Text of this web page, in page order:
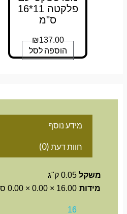
פלקטה 11*16
ס"מ
₪137.00
הוספה לסל
מידע נוסף
חוות דעת (0)
משקל 0.05 ק"ג
מידות 16.00 × 0.00 × 0.00 סנטימטרים